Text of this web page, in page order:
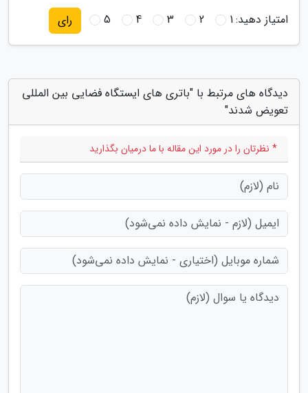
امتیاز دهید:1
2
3
4
5 رای
دیدگاه های مرتبط با "باتری های ایستگاه فضایی بین المللی
تعویض شدند"
* نظرتان را در مورد این مقاله با ما درمیان بگذارید